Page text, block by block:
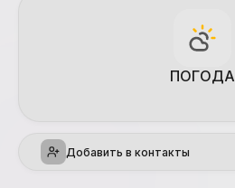
ПОГОДА
Добавить в контакты